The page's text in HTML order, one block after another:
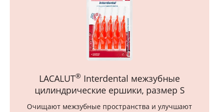
LACALUT® Interdental межзубные
цилиндрические ершики, размер S
Очищают межзубные пространства и улучшают